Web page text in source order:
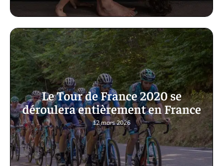
Le Tour de France 2020 se
déroulera entièrement en France
12 mars 2026